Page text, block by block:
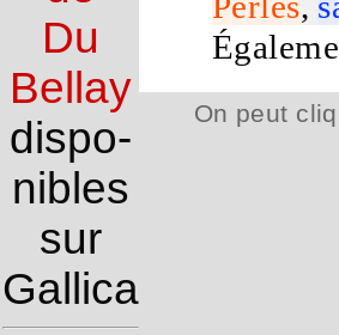
On peut
Du
Bellay
dispo­
nibles
sur
Gallica